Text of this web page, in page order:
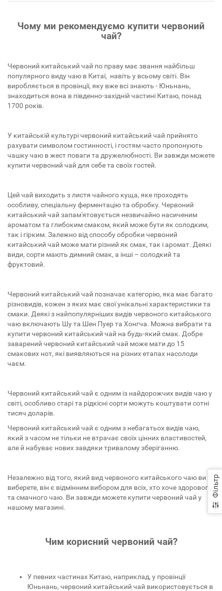
Фільтр
Чому ми рекомендуємо купити червоний
чай?
Червоний китайський чай по праву має звання найбільш
популярного виду чаю в Китаї, навіть у всьому світі. Він
виробляється в провінції, яку вже всі знають - Юньнань,
знаходиться вона в південно-західній частині Китаю, понад
1700 років.
У китайській культурі червоний китайський чай прийнято
рахувати символом гостинності, і гостям часто пропонують
чашку чаю в жест поваги та дружелюбності. Ви завжди можете
купити червоний чай для себе та своїх гостей.
Цей чай виходить з листя чайного куща, яке проходять
особливу, спеціальну ферментацію та обробку. Червоний
китайський чай запам'ятовується незвичайно насиченим
ароматом та глибоким смаком, який може бути як солодким,
так і гірким. Залежно від способу обробки червоний
китайський чай може мати різний як смак, так і аромат. Деякі
види, сорти мають димний смак, а інші – солодкий та
фруктовий.
Червоний китайський чай позначає категорію, яка має багато
різновидів, кожен з яких має свої унікальні характеристики та
смаки. Деякі з найпопулярніших видів червоного китайського
чаю включають Шу та Шен Пуер та Хонгча. Можна вибрати та
купити червоний китайський чай на будь-який смак. Добре
заварений червоний китайський чай може мати до 15
смакових нот, які виявляються на різних етапах насолоди
чаєм.
Червоний китайський чай є одним із найдорожчих видів чаю у
світі, особливо старі та рідкісні сорти можуть коштувати сотні
тисяч доларів.
Червоний китайський чай є одним з небагатьох видів чаю,
який з часом не тільки не втрачає своїх цінних властивостей,
але й набуває нових завдяки тривалому зберіганню.
Незалежно від того, який вид червоного китайського чаю ви
виберете, він є відмінним вибором для всіх, хто хоче здорового
та смачного чаю. Ви завжди можете купити червоний чай у
нашому магазині.
Чим корисний червоний чай?
У певних частинах Китаю, наприклад, у провінції
Юньнань, червоний китайський чай використовується в